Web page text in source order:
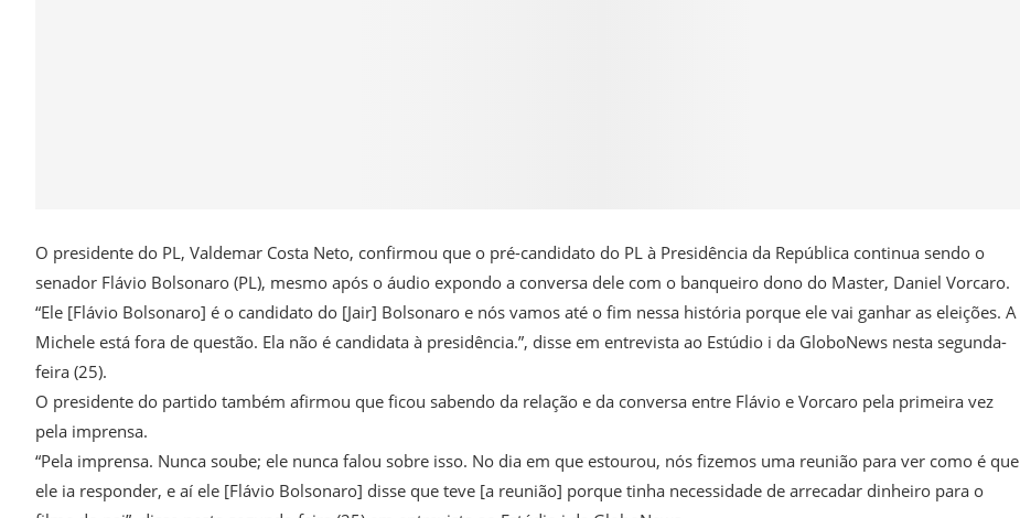
O presidente do PL, Valdemar Costa Neto, confirmou que o pré-candidato do PL à Presidência da República continua sendo o
senador Flávio Bolsonaro (PL), mesmo após o áudio expondo a conversa dele com o banqueiro dono do Master, Daniel Vorcaro.
“Ele [Flávio Bolsonaro] é o candidato do [Jair] Bolsonaro e nós vamos até o fim nessa história porque ele vai ganhar as eleições. A
Michele está fora de questão. Ela não é candidata à presidência.”, disse em entrevista ao Estúdio i da GloboNews nesta segunda-
feira (25).
O presidente do partido também afirmou que ficou sabendo da relação e da conversa entre Flávio e Vorcaro pela primeira vez
pela imprensa.
“Pela imprensa. Nunca soube; ele nunca falou sobre isso. No dia em que estourou, nós fizemos uma reunião para ver como é que
ele ia responder, e aí ele [Flávio Bolsonaro] disse que teve [a reunião] porque tinha necessidade de arrecadar dinheiro para o